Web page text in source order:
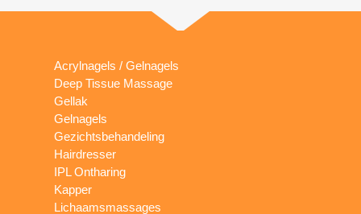
Acrylnagels / Gelnagels
Deep Tissue Massage
Gellak
Gelnagels
Gezichtsbehandeling
Hairdresser
IPL Ontharing
Kapper
Lichaamsmassages